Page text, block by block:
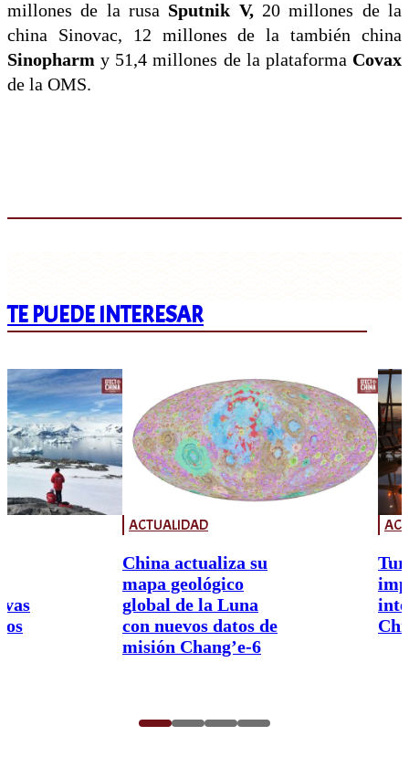
millones de la rusa Sputnik V,20 millones de la
china Sinovac, 12 millones de la también china
Sinopharm y 51,4 millones de la plataforma Covax
de la OMS.
TE PUEDE INTERESAR
ACTUALIDAD
China actualiza su
mapa geológico
global de la Luna
con nuevos datos de
misión Chang’e-6